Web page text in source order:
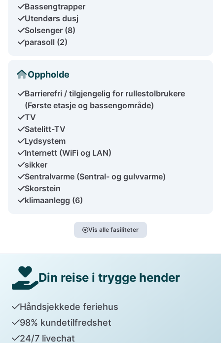
Bassengtrapper
Utendørs dusj
Solsenger (8)
parasoll (2)
Oppholde
Barrierefri / tilgjengelig for rullestolbrukere
(Første etasje og bassengområde)
TV
Satelitt-TV
Lydsystem
Internett (WiFi og LAN)
sikker
Sentralvarme (Sentral- og gulvvarme)
Skorstein
klimaanlegg (6)
Vis alle fasiliteter
Din reise i trygge hender
Håndsjekkede feriehus
98% kundetilfredshet
24/7 livechat